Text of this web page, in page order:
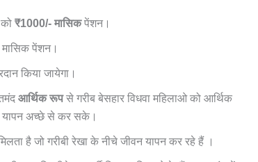
₹1000/- मासिकपेंशन।
पेंशन।
किया जायेगा।
आर्थिक रूपसे गरीब बेसहार विधवा महिलाओ को आर्थिक
यापन अच्छे से कर सके।
है जो गरीबी रेखा के नीचे जीवन यापन कर रहे हैं ।